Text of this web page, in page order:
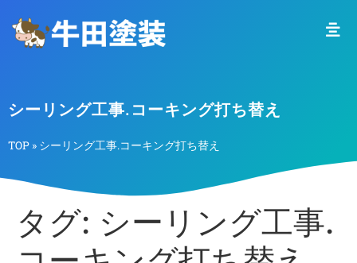
シーリング工事.コーキング打ち替え
TOP » シーリング工事.コーキング打ち替え
タグ: シーリング工事.